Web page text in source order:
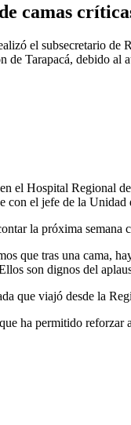
camas
el subsecretario
Tarapacá, debido
el Hospital
el jefe de la
la próxima
que tras una cama,
son dignos del
que viajó desde la
ha permitido reforzar